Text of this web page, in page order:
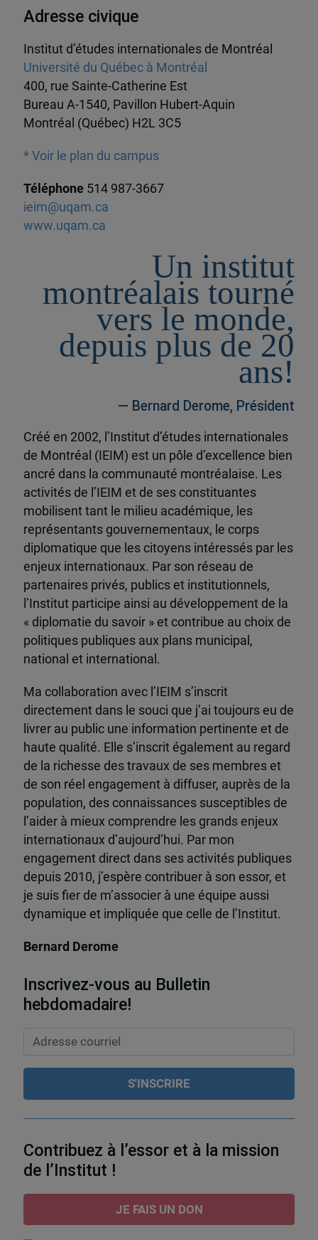
Adresse civique
Institut d’études internationales de Montréal
Université du Québec à Montréal
400, rue Sainte-Catherine Est
Bureau A-1540, Pavillon Hubert-Aquin
Montréal (Québec) H2L 3C5
* Voir le plan du campus
Téléphone 514 987-3667
ieim@uqam.ca
www.uqam.ca
Un institut
montréalais tourné
vers le monde,
depuis plus de 20
ans!
— Bernard Derome, Président
Créé en 2002, l’Institut d’études internationales
de Montréal (IEIM) est un pôle d’excellence bien
ancré dans la communauté montréalaise. Les
activités de l’IEIM et de ses constituantes
mobilisent tant le milieu académique, les
représentants gouvernementaux, le corps
diplomatique que les citoyens intéressés par les
enjeux internationaux. Par son réseau de
partenaires privés, publics et institutionnels,
l’Institut participe ainsi au développement de la
« diplomatie du savoir » et contribue au choix de
politiques publiques aux plans municipal,
national et international.
Ma collaboration avec l’IEIM s’inscrit
directement dans le souci que j’ai toujours eu de
livrer au public une information pertinente et de
haute qualité. Elle s’inscrit également au regard
de la richesse des travaux de ses membres et
de son réel engagement à diffuser, auprès de la
population, des connaissances susceptibles de
l’aider à mieux comprendre les grands enjeux
internationaux d’aujourd’hui. Par mon
engagement direct dans ses activités publiques
depuis 2010, j’espère contribuer à son essor, et
je suis fier de m’associer à une équipe aussi
dynamique et impliquée que celle de l’Institut.
Bernard Derome
Inscrivez-vous au Bulletin
hebdomadaire!
Contribuez à l’essor et à la mission
de l’Institut !
JE FAIS UN DON